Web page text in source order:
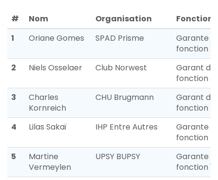
# Nom Organisation
Fonction
1
Oriane Gomes SPAD Prisme
Garante
fonction 2
2
Niels Osselaer Club Norwest
Garant de
fonction 3
3
Charles
Kornreich
CHU Brugmann
Garant de
fonction 4
4
Lilas Sakaï IHP Entre Autres
Garante
fonction 5
5
Martine
Vermeylen
UPSY BUPSY
Garante
fonction 1